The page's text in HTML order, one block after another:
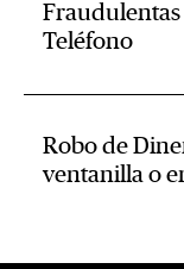
Teléfono
Robo de
ventanilla o